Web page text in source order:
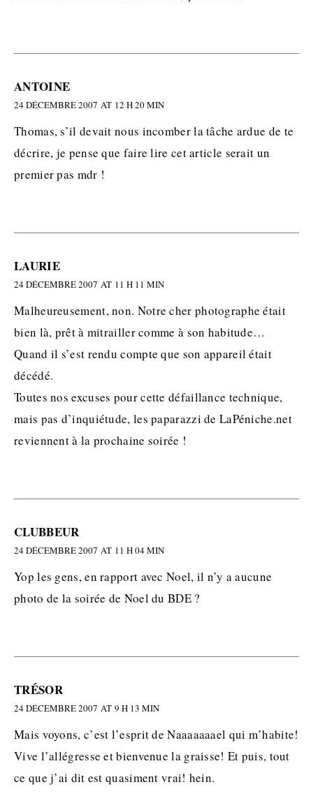
ANTOINE
24 DÉCEMBRE 2007 AT 12 H 20 MIN
Thomas, s’il devait nous incomber la tâche ardue de te
décrire, je pense que faire lire cet article serait un
premier pas mdr !
LAURIE
24 DÉCEMBRE 2007 AT 11 H 11 MIN
Malheureusement, non. Notre cher photographe était
bien là, prêt à mitrailler comme à son habitude…
Quand il s’est rendu compte que son appareil était
décédé.
Toutes nos excuses pour cette défaillance technique,
mais pas d’inquiétude, les paparazzi de LaPéniche.net
reviennent à la prochaine soirée !
CLUBBEUR
24 DÉCEMBRE 2007 AT 11 H 04 MIN
Yop les gens, en rapport avec Noel, il n’y a aucune
photo de la soirée de Noel du BDE ?
TRÉSOR
24 DÉCEMBRE 2007 AT 9 H 13 MIN
Mais voyons, c’est l’esprit de Naaaaaaael qui m’habite!
Vive l’allégresse et bienvenue la graisse! Et puis, tout
ce que j’ai dit est quasiment vrai! hein.